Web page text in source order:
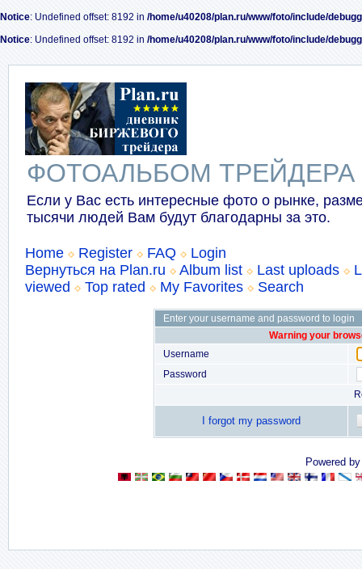
Notice: Undefined offset: 8192 in /home/u40208/plan.ru/www/foto/include/
Notice: Undefined offset: 8192 in /home/u40208/plan.ru/www/foto/include/
ФОТОАЛЬБОМ ТРЕЙДЕРА
Если у Вас есть интересные фото о рынке,
тысячи людей Вам будут благодарны за это.
Home Register FAQ
Login
Вернуться на Plan.ru
Album list Last uploads
viewed
Top rated My Favorites Search
Enter your username and password to login
Warning your
Username
Password
I forgot my password
Powered